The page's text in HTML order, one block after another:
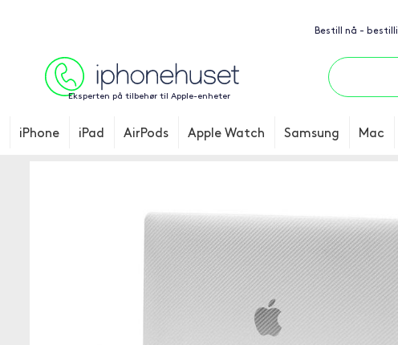
Bestill nå -
Eksperten på tilbehør til Apple-enheter
iPhone iPad AirPods Apple Watch Samsung Mac